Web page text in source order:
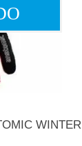
WINTER